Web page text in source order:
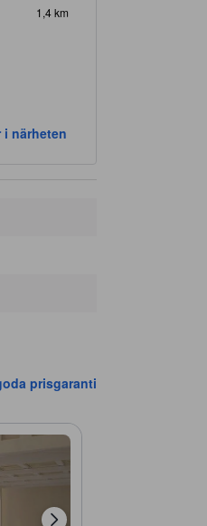
1,4 km
i närheten
prisgaranti